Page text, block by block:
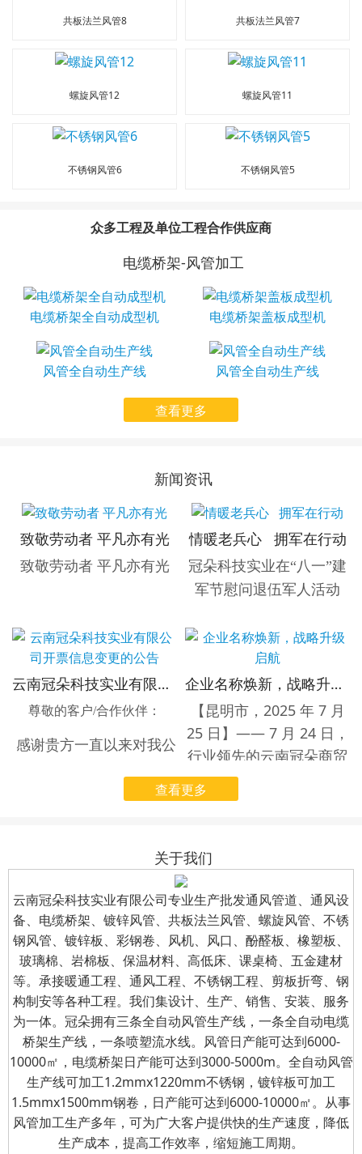
共板法兰风管8 共板法兰风管7
螺旋风管12 螺旋风管11
不锈钢风管6 不锈钢风管5
众多工程及单位工程合作供应商
电缆桥架-风管加工
电缆桥架全自动成型机 电缆桥架盖板成型机
风管全自动生产线 风管全自动生产线
查看更多
新闻资讯
致敬劳动者 平凡亦有光
致敬劳动者 平凡亦有光
情暖老兵心 拥军在行动
冠朵科技实业在“八一”建
军节慰问退伍军人活动
【云南省昆明市，7月31日】
为热烈庆祝中国人民解放军
建军98周年，弘扬拥军优属
光荣传统，表达对退伍军人
的崇高敬意与深切关怀，云
南冠朵科技实业有限公司于7
月31日组织开展了“八一”建
司总经理亲自前往车间，为
公司的退伍军人送上节日的
诚挚问候与精心准备的慰问
礼品。
云南冠朵科技实业有限公司开票信息变更的公告
尊敬的客户/合作伙伴：
感谢贵方一直以来对我公
为适应公司业务发展需
贸有限公司）名称已变
更，开票信息已进行变
更；自2025年7月31日
起，所有向我公司支付的
款项及索取发票，请使用
新的开票信息。
企业名称焕新，战略升级启航
【昆明市，2025 年 7 月
25 日】—— 7 月 24 日，
行业领先的云南冠朵商贸
有限公司正式宣布，即日
起启用全新企业名称——
业”）。
查看更多
关于我们
云南冠朵科技实业有限公司专业生产批发通风管道、通风设
备、电缆桥架、镀锌风管、共板法兰风管、螺旋风管、不锈
钢风管、镀锌板、彩钢卷、风机、风口、酚醛板、橡塑板、
玻璃棉、岩棉板、保温材料、高低床、课桌椅、五金建材
等。承接暖通工程、通风工程、不锈钢工程、剪板折弯、钢
构制安等各种工程。我们集设计、生产、销售、安装、服务
为一体。冠朵拥有三条全自动风管生产线，一条全自动电缆
桥架生产线，一条喷塑流水线。风管日产能可达到6000-
10000㎡，电缆桥架日产能可达到3000-5000m。全自动风管
生产线可加工1.2mmx1220mm不锈钢，镀锌板可加工
1.5mmx1500mm钢卷，日产能可达到6000-10000㎡。从事
风管加工生产多年，可为广大客户提供快的生产速度，降低
生产成本，提高工作效率，缩短施工周期。